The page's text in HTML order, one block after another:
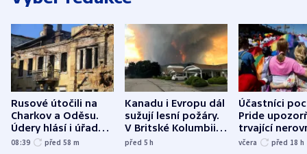
Rusové útočili na
Charkov a Oděsu.
Údery hlásí i úřady v
Bělgorodu
08:39 před 58 m
Kanadu i Evropu dál
sužují lesní požáry.
V Britské Kolumbii
evakuovali tisíce lidí
před 5h
Účastníci
Pride
trvající
včera před 18 h